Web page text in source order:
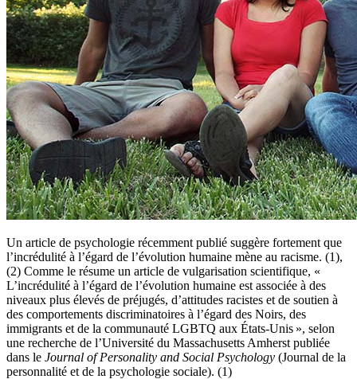
Un article de psychologie récemment publié suggère fortement que
l’incrédulité à l’égard de l’évolution humaine mène au racisme. (1),
(2) Comme le résume un article de vulgarisation scientifique, «
L’incrédulité à l’égard de l’évolution humaine est associée à des
niveaux plus élevés de préjugés, d’attitudes racistes et de soutien à
des comportements discriminatoires à l’égard des Noirs, des
immigrants et de la communauté LGBTQ aux États-Unis », selon
une recherche de l’Université du Massachusetts Amherst publiée
dans le Journal of Personality and Social Psychology (Journal de la
personnalité et de la psychologie sociale). (1)